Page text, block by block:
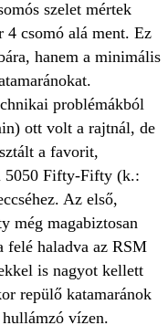
szelet mértek
4 csomó alá ment. Ez
hanem a minimális
problémákból
ott volt a rajtnál, de
a favorit,
5050 Fifty-Fifty (k.:
Az első,
még magabiztosan
felé haladva az RSM
is nagyot kellett
repülő katamaránok
vízen.